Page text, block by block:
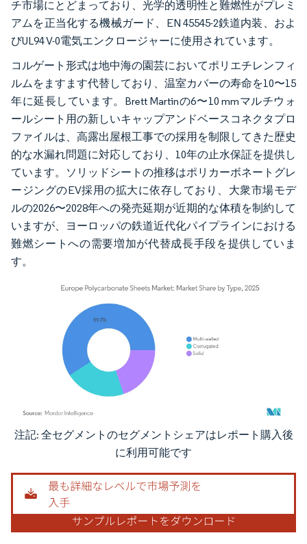
チ市場にとどまっており、光学的透明性と難燃性がプレミ
アムを正当化する機械ガード、EN 45545-2鉄道内装、およ
びUL94 V-0電気エンクロージャーに使用されています。
コルゲート形式は地中海の園芸においてポリエチレンフィ
ルムをますます代替しており、温室カバーの寿命を10〜15
年に延長しています。Brett Martinの6〜10 mmマルチウォ
ールシート用の新しいキャップアンドベースコネクタプロ
ファイルは、高露出屋根工事での採用を制限してきた歴史
的な水漏れ問題に対応しており、10年の止水保証を提供し
ています。ソリッドシートの推移はポリカーボネートグレ
ージングのEV採用の拡大に依存しており、大衆市場モデ
ルの2026〜2028年への発売延期が近期的な体積を制約して
いますが、ヨーロッパの鉄道近代化パイプラインにおける
難燃シートへの需要増加が代替成長手段を提供していま
す。
画像 © Mordor Intelligence。再利用にはCC BY 4.0の表示が必要です。
注記: 全セグメントのセグメントシェアはレポート購入後
に利用可能です